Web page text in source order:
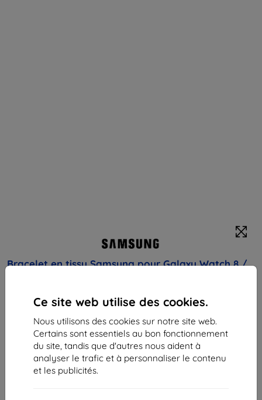
Ce site web utilise des cookies.
Nous utilisons des cookies sur notre site web.
Certains sont essentiels au bon fonctionnement
du site, tandis que d'autres nous aident à
analyser le trafic et à personnaliser le contenu
et les publicités.
Bracelet en tissu Samsung pour Galaxy Watch 8 /
Description et caractéristiques
56,90 €
51,22 €